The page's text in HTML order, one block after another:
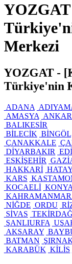
Merkezi
YOZGAT -
Türkiye'nin
ADANA
AMASYA
BALIKESİR
BİLECİK BİNGÖL
ÇANAKKALE
DİYARBAKIR
ESKİŞEHİR
HAKKARİ
KARS
KOCAELİ KONYA
NİĞDE ORDU
SİVAS TEKİRDAĞ
ŞANLIURFA
AKSARAY
BATMAN
KARABÜK KİLİS